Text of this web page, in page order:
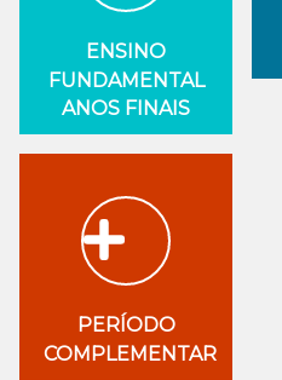
ENSINO
FUNDAMENTAL
ANOS FINAIS
PERÍODO
COMPLEMENTAR